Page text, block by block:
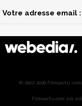
Votre adresse email :
© 2007-2026 Filmsactu
Filmsactu .com est